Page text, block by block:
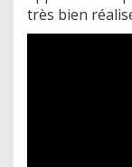
très bien